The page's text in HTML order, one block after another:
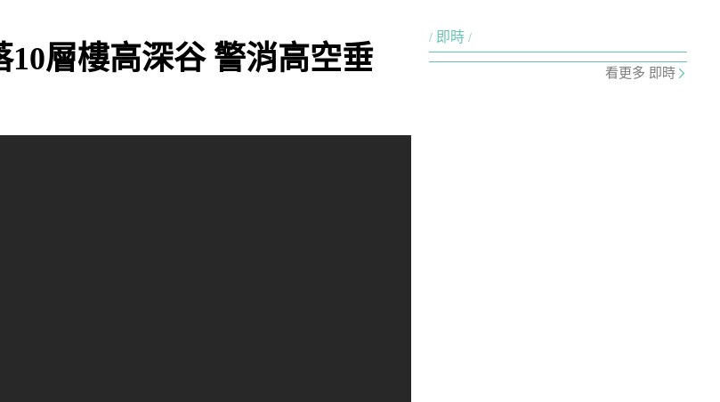
層樓高深谷 警消高空垂
即時
看更多 即時